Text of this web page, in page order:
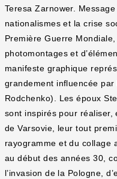
Teresa Zarnower.
nationalismes et la crise
Première Guerre
photomontages et
manifeste graphique
grandement influencée
Rodchenko). Les époux
sont inspirés pour réaliser,
de Varsovie, leur tout
rayogramme et du collage
au début des années 30,
l’invasion de la Pologne,